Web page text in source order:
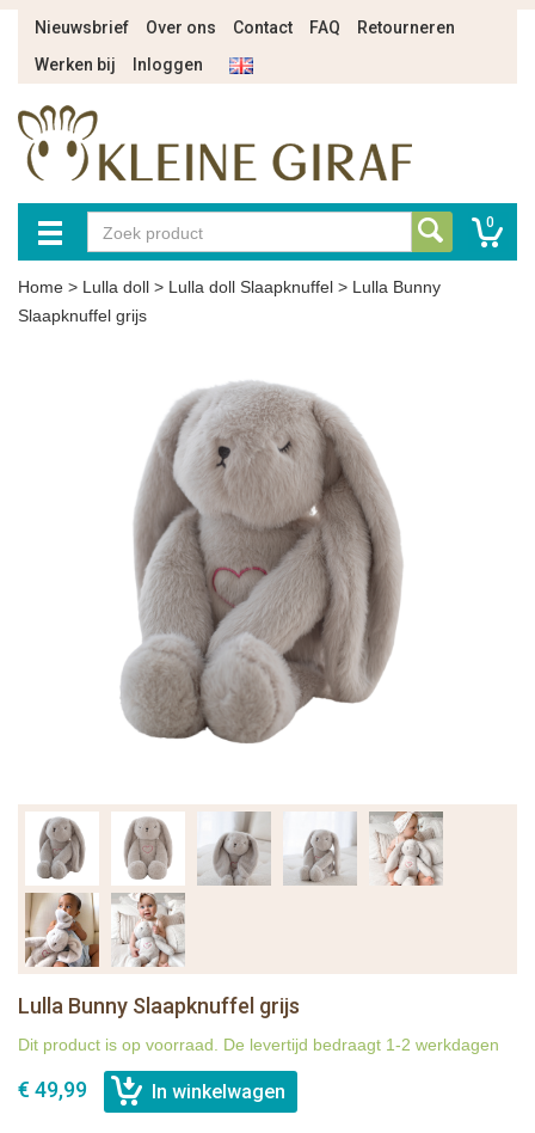
Nieuwsbrief Over ons Contact FAQ
Retourneren
Werken bij
Inloggen
0
Home > Lulla doll > Lulla doll Slaapknuffel > Lulla Bunny
Slaapknuffel grijs
Lulla Bunny Slaapknuffel grijs
Dit product is op voorraad. De levertijd bedraagt 1-2 werkdagen
€ 49,99